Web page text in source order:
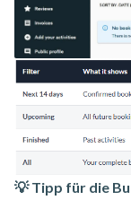
💡 Tipp für die